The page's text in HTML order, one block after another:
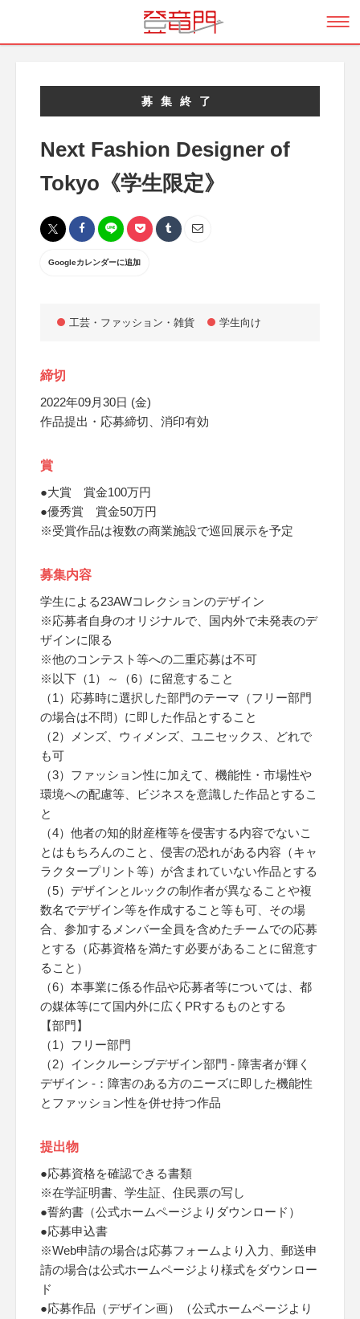
募集終了
Next Fashion Designer of
Tokyo《学生限定》
Googleカレンダーに追加
工芸・ファッション・雑貨 学生向け
締切
2022年09月30日 (金)
作品提出・応募締切、消印有効
賞
●大賞 賞金100万円
●優秀賞 賞金50万円
※受賞作品は複数の商業施設で巡回展示を予定
募集内容
学生による23AWコレクションのデザイン
※応募者自身のオリジナルで、国内外で未発表のデ
ザインに限る
※他のコンテスト等への二重応募は不可
※以下（1）～（6）に留意すること
（1）応募時に選択した部門のテーマ（フリー部門
の場合は不問）に即した作品とすること
（2）メンズ、ウィメンズ、ユニセックス、どれで
も可
（3）ファッション性に加えて、機能性・市場性や
環境への配慮等、ビジネスを意識した作品とするこ
と
（4）他者の知的財産権等を侵害する内容でないこ
とはもちろんのこと、侵害の恐れがある内容（キャ
ラクタープリント等）が含まれていない作品とする
（5）デザインとルックの制作者が異なることや複
数名でデザイン等を作成すること等も可、その場
合、参加するメンバー全員を含めたチームでの応募
とする（応募資格を満たす必要があることに留意す
ること）
（6）本事業に係る作品や応募者等については、都
の媒体等にて国内外に広くPRするものとする
【部門】
（1）フリー部門
（2）インクルーシブデザイン部門 - 障害者が輝く
デザイン -：障害のある方のニーズに即した機能性
とファッション性を併せ持つ作品
提出物
●応募資格を確認できる書類
※在学証明書、学生証、住民票の写し
●誓約書（公式ホームページよりダウンロード）
●応募申込書
※Web申請の場合は応募フォームより入力、郵送申
請の場合は公式ホームページより様式をダウンロー
ド
●応募作品（デザイン画）（公式ホームページより